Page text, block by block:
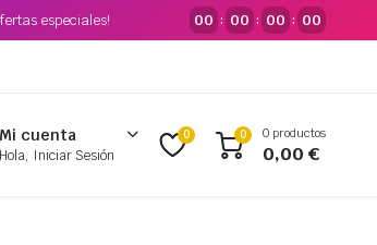
especiales! 00 : 00 : 00 : 00
Mi cuenta
Hola, Iniciar Sesión
0 0 0 productos
0,00€